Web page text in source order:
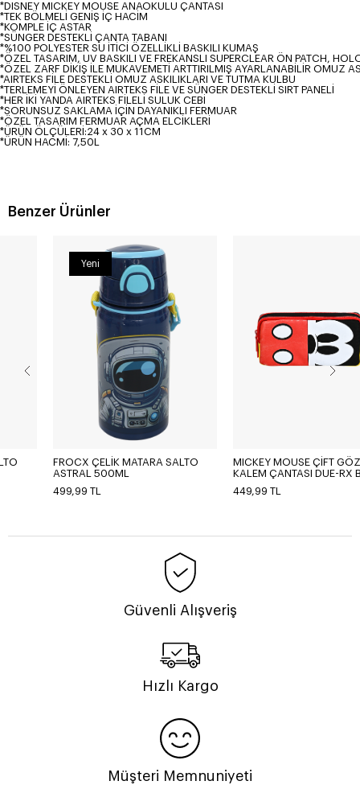
*DISNEY MICKEY MOUSE ANAOKULU ÇANTASI
*TEK BÖLMELİ GENİŞ İÇ HACİM
*KOMPLE İÇ ASTAR
*SÜNGER DESTEKLİ ÇANTA TABANI
*%100 POLYESTER SU İTİCİ ÖZELLİKLİ BASKILI KUMAŞ
*ÖZEL TASARIM, UV BASKILI VE FREKANSLI SUPERCLEAR ÖN PATCH,
*ÖZEL ZARF DİKİŞ İLE MUKAVEMETİ ARTTIRILMIŞ AYARLANABİLİR OMUZ
*AIRTEKS FİLE DESTEKLİ OMUZ ASKILIKLARI VE TUTMA KULBU
*TERLEMEYİ ÖNLEYEN AIRTEKS FİLE VE SÜNGER DESTEKLİ SIRT PANELİ
*HER İKİ YANDA AIRTEKS FİLELİ SULUK CEBİ
*SORUNSUZ SAKLAMA İÇİN DAYANIKLI FERMUAR
*ÖZEL TASARIM FERMUAR AÇMA ELCİKLERİ
*ÜRÜN ÖLÇÜLERİ:24 x 30 x 11CM
*ÜRÜN HACMİ: 7,50L
Benzer Ürünler
FROCX ÇELİK MATARA SALTO
ASTRAL 500ML
499,99 TL
MICKEY MOUSE ÇİFT GÖZLÜ
KALEM ÇANTASI DUE-RX BYMC
449,99 TL
Güvenli Alışveriş
Hızlı Kargo
Müşteri Memnuniyeti